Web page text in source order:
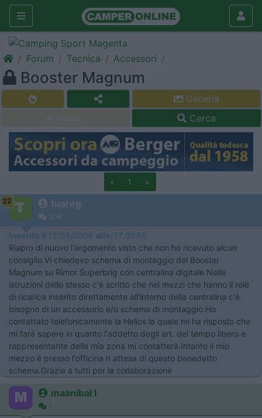
Forum Tecnica Accessori
Booster Magnum
Galleria
Cerca
< 1 >
22 tuareg
206
Inserito il 12/04/2006 alle: 17:01:55
Riapro di nuovo l'argomento visto che non ho ricevuto alcun
consiglio.Vi chiedevo schema di montaggio del Booster
Magnum su Rimor Superbrig con centralina digitale.Nelle
istruzioni dello stesso c'è scritto che nei mezzi che hanno il relè
di ricarica inserito direttamente all'interno della centralina c'è
bisogno di un accessorio e/o schema di montaggio.Ho
contattato telefonicamente la Helios la quale mi ha risposto che
mi farà sapere in quanto l'addetto degli art. del tempo libero e
rappresentante della mia zona mi contatterà.Intanto il mio
mezzo è presso l'officina n attesa di questo benedetto
schema.Grazie a tutti per la collaborazione
maanibal I
-